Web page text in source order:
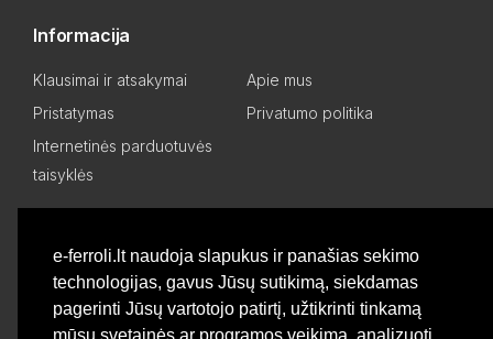
e-ferroli.lt naudoja slapukus ir panašias sekimo
technologijas, gavus Jūsų sutikimą, siekdamas
pagerinti Jūsų vartotojo patirtį, užtikrinti tinkamą
mūsų svetainės ar programos veikimą, analizuoti
Informacija
Klausimai ir atsakymai
Apie mus
Pristatymas
Privatumo politika
Internetinės parduotuvės
taisyklės
Asmeninis kabinetas
Pageidavimų sąrašas
Palyginti produktus
Basket